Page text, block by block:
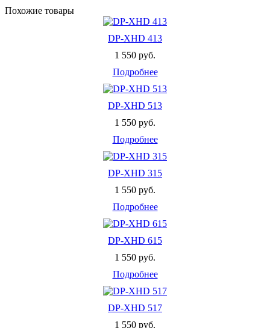
Похожие товары
DP-XHD 413
1 550 руб.
Подробнее
DP-XHD 513
1 550 руб.
Подробнее
DP-XHD 315
1 550 руб.
Подробнее
DP-XHD 615
1 550 руб.
Подробнее
DP-XHD 517
1 550 руб.